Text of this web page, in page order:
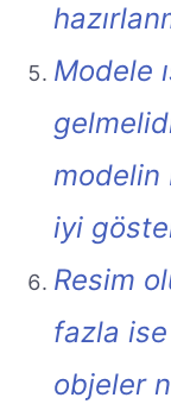
Modele
modelin
iyi
Resim
fazla
objeler